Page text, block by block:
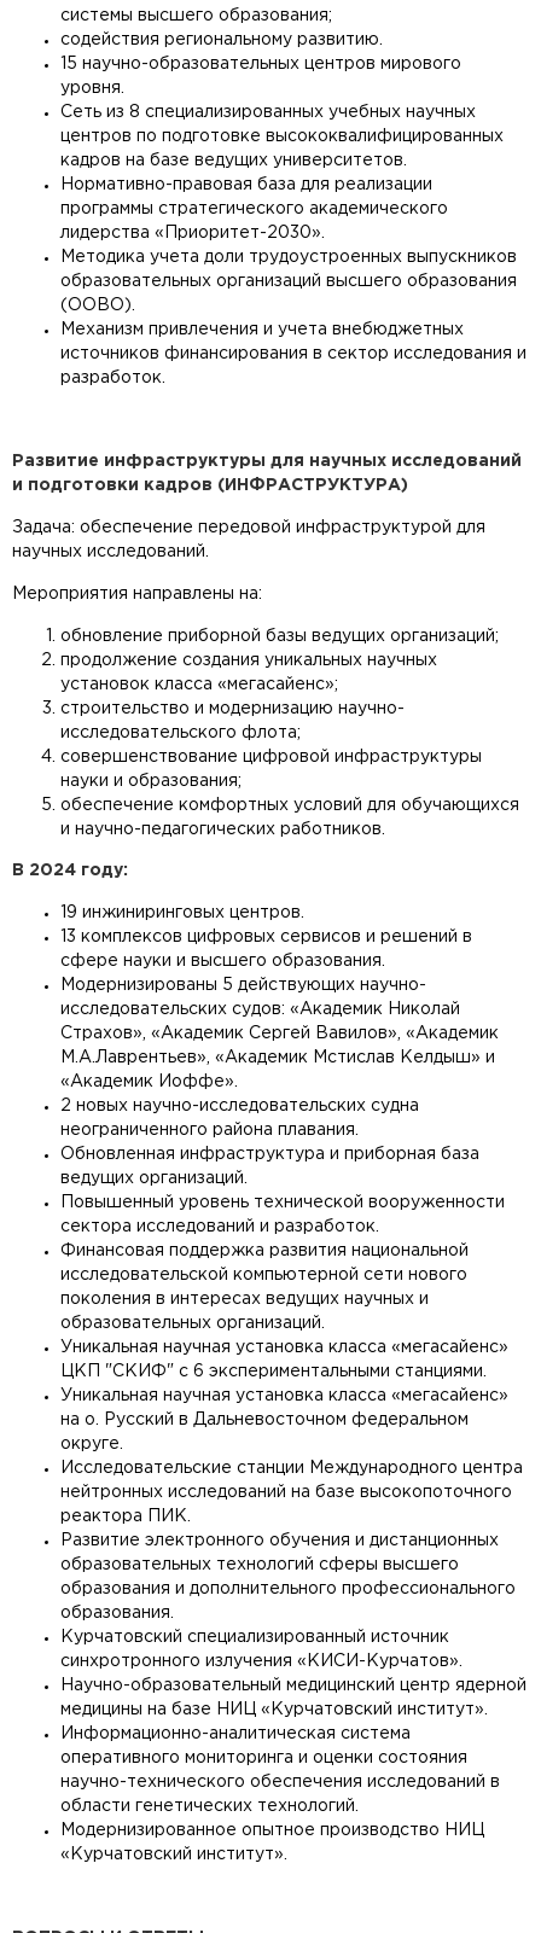
системы высшего образования;
содействия региональному развитию.
15 научно-образовательных центров мирового
уровня.
Сеть из 8 специализированных учебных научных
центров по подготовке высококвалифицированных
кадров на базе ведущих университетов.
Нормативно-правовая база для реализации
программы стратегического академического
лидерства «Приоритет-2030».
Методика учета доли трудоустроенных выпускников
образовательных организаций высшего образования
(ООВО).
Механизм привлечения и учета внебюджетных
источников финансирования в сектор исследования и
разработок.
Развитие инфраструктуры для научных исследований
и подготовки кадров (ИНФРАСТРУКТУРА)
Задача: обеспечение передовой инфраструктурой для
научных исследований.
Мероприятия направлены на:
обновление приборной базы ведущих организаций;
продолжение создания уникальных научных
установок класса «мегасайенс»;
строительство и модернизацию научно-
исследовательского флота;
совершенствование цифровой инфраструктуры
науки и образования;
обеспечение комфортных условий для обучающихся
и научно-педагогических работников.
В 2024 году:
19 инжиниринговых центров.
13 комплексов цифровых сервисов и решений в
сфере науки и высшего образования.
Модернизированы 5 действующих научно-
исследовательских судов: «Академик Николай
Страхов», «Академик Сергей Вавилов», «Академик
М.А.Лаврентьев», «Академик Мстислав Келдыш» и
«Академик Иоффе».
2 новых научно-исследовательских судна
неограниченного района плавания.
Обновленная инфраструктура и приборная база
ведущих организаций.
Повышенный уровень технической вооруженности
сектора исследований и разработок.
Финансовая поддержка развития национальной
исследовательской компьютерной сети нового
поколения в интересах ведущих научных и
образовательных организаций.
Уникальная научная установка класса «мегасайенс»
ЦКП "СКИФ" с 6 экспериментальными станциями.
Уникальная научная установка класса «мегасайенс»
на о. Русский в Дальневосточном федеральном
округе.
Исследовательские станции Международного центра
нейтронных исследований на базе высокопоточного
реактора ПИК.
Развитие электронного обучения и дистанционных
образовательных технологий сферы высшего
образования и дополнительного профессионального
образования.
Курчатовский специализированный источник
синхротронного излучения «КИСИ-Курчатов».
Научно-образовательный медицинский центр ядерной
медицины на базе НИЦ «Курчатовский институт».
Информационно-аналитическая система
оперативного мониторинга и оценки состояния
научно-технического обеспечения исследований в
области генетических технологий.
Модернизированное опытное производство НИЦ
«Курчатовский институт».